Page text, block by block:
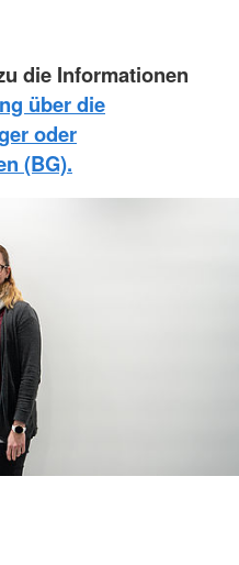
die Informationen
über die
oder
(BG).